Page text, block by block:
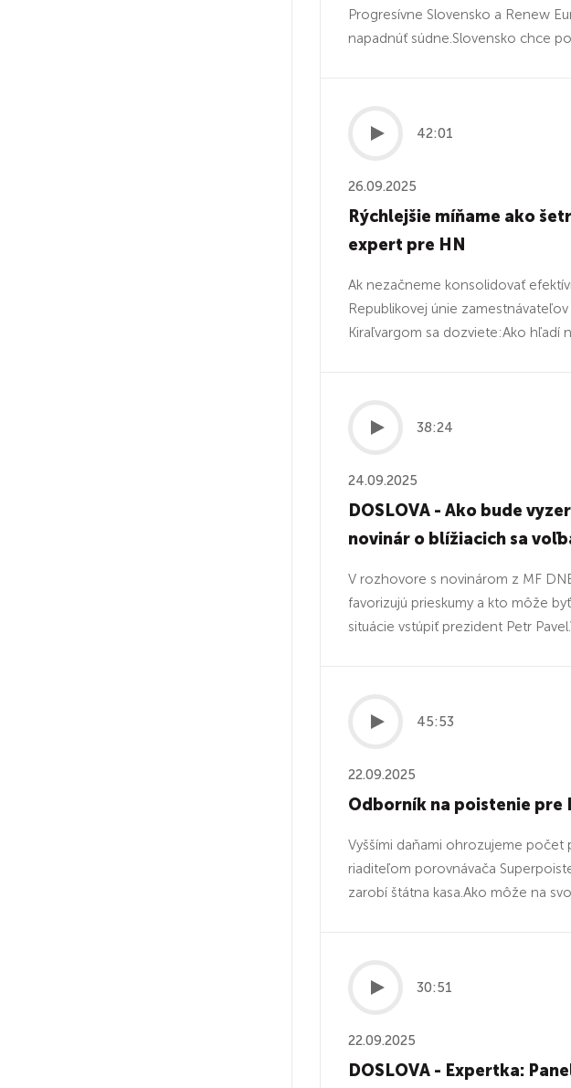
Progresívne Slovensko a Renew
napadnúť súdne.Slovensko chce
42:01
26.09.2025
Rýchlejšie míňame ako
expert pre HN
Ak nezačneme konsolidovať
Republikovej únie
Kiraľvargom sa dozviete:Ako hľadí
38:24
24.09.2025
DOSLOVA - Ako bude
novinár o blížiacich sa
V rozhovore s novinárom z MF
favorizujú prieskumy a kto môže
situácie vstúpiť prezident Petr
45:53
22.09.2025
Odborník na poistenie pre
Vyššími daňami ohrozujeme počet
riaditeľom porovnávača
zarobí štátna kasa.Ako môže na
30:51
22.09.2025
DOSLOVA - Expertka: